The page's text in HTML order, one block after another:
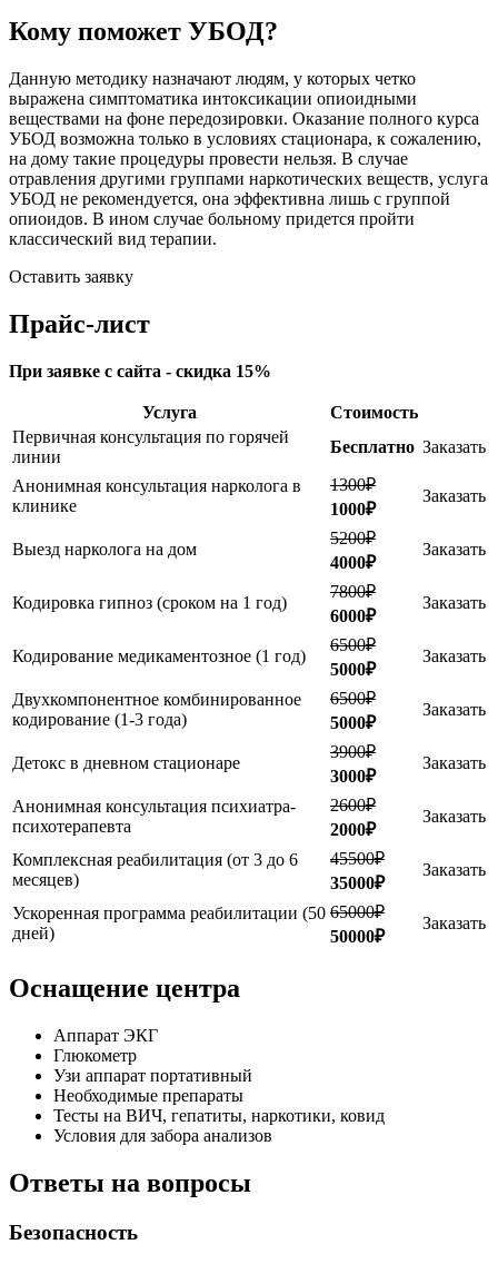
Кому поможет УБОД?
Данную методику назначают людям, у которых четко
выражена симптоматика интоксикации опиоидными
веществами на фоне передозировки. Оказание полного курса
УБОД возможна только в условиях стационара, к сожалению,
на дому такие процедуры провести нельзя. В случае
отравления другими группами наркотических веществ, услуга
УБОД не рекомендуется, она эффективна лишь с группой
опиоидов. В ином случае больному придется пройти
классический вид терапии.
Оставить заявку
Прайс-лист
При заявке с сайта - скидка 15%
Услуга
Стоимость
Первичная консультация по горячей
линии
Бесплатно Заказать
Анонимная консультация нарколога в
клинике
1300₽
1000₽
Заказать
Выезд нарколога на дом
5200₽
4000₽
Заказать
Кодировка гипноз (сроком на 1 год)
7800₽
6000₽
Заказать
Кодирование медикаментозное (1 год)
6500₽
5000₽
Заказать
Двухкомпонентное комбинированное
кодирование (1-3 года)
6500₽
5000₽
Заказать
Детокс в дневном стационаре
3900₽
3000₽
Заказать
Анонимная консультация психиатра-
психотерапевта
2600₽
2000₽
Заказать
Комплексная реабилитация (от 3 до 6
месяцев)
45500₽
35000₽
Заказать
Ускоренная программа реабилитации (50
дней)
65000₽
50000₽
Заказать
Оснащение центра
Аппарат ЭКГ
Глюкометр
Узи аппарат портативный
Необходимые препараты
Тесты на ВИЧ, гепатиты, наркотики, ковид
Условия для забора анализов
Ответы на вопросы
Безопасность